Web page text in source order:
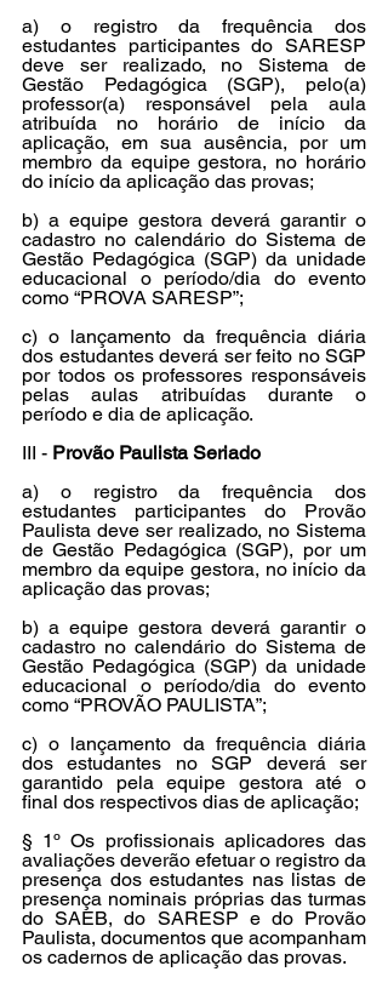
a) o registro da frequência dos
estudantes participantes do SARESP
deve ser realizado, no Sistema de
Gestão Pedagógica (SGP), pelo(a)
professor(a) responsável pela aula
atribuída no horário de início da
aplicação, em sua ausência, por um
membro da equipe gestora, no horário
do início da aplicação das provas;
b) a equipe gestora deverá garantir o
cadastro no calendário do Sistema de
Gestão Pedagógica (SGP) da unidade
educacional o período/dia do evento
como “PROVA SARESP”;
c) o lançamento da frequência diária
dos estudantes deverá ser feito no SGP
por todos os professores responsáveis
pelas aulas atribuídas durante o
período e dia de aplicação.
III - Provão Paulista Seriado
a) o registro da frequência dos
estudantes participantes do Provão
Paulista deve ser realizado, no Sistema
de Gestão Pedagógica (SGP), por um
membro da equipe gestora, no início da
aplicação das provas;
b) a equipe gestora deverá garantir o
cadastro no calendário do Sistema de
Gestão Pedagógica (SGP) da unidade
educacional o período/dia do evento
como “PROVÃO PAULISTA”;
c) o lançamento da frequência diária
dos estudantes no SGP deverá ser
garantido pela equipe gestora até o
final dos respectivos dias de aplicação;
§ 1º Os profissionais aplicadores das
avaliações deverão efetuar o registro da
presença dos estudantes nas listas de
presença nominais próprias das turmas
do SAEB, do SARESP e do Provão
Paulista, documentos que acompanham
os cadernos de aplicação das provas.